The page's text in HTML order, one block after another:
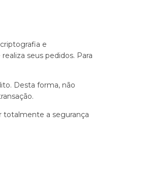
e
seus pedidos. Para
Desta forma, não
totalmente a segurança